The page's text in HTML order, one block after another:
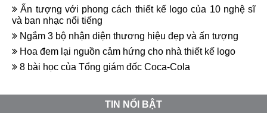
Ấn tượng với phong cách thiết kế logo của 10 nghệ sĩ
và ban nhạc nổi tiếng
Ngắm 3 bộ nhận diện thương hiệu đẹp và ấn tượng
Hoa đem lại nguồn cảm hứng cho nhà thiết kế logo
8 bài học của Tổng giám đốc Coca-Cola
TIN NỔI BẬT